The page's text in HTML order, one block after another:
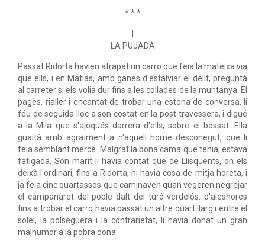
* * *
LA PUJADA
Passat Ridorta havien atrapat un carro que feia la mateixa via
que ells, i en Matias, amb ganes d'estalviar el delit, preguntà
al carreter si els volia dur fins a les collades de la muntanya. El
pagès, rialler i encantat de trobar una estona de conversa, li
féu de seguida lloc a son costat en la post travessera, i digué
a la Mila que s'ajoqués darrera d'ells, sobre el bossat. Ella
guaità amb agraïment a n'aquell home desconegut, que li
feia semblant mercè. Malgrat la bona cama que tenia, estava
fatigada. Son marit li havia contat que de Llisquents, on els
deixà l'ordinari, fins a Ridorta, hi havia cosa de mitja horeta, i
ja feia cinc quartassos que caminaven quan vegeren negrejar
el campanaret del poble dalt del turó verdelós: d'aleshores
fins a trobar el carro havia passat un altre quart llarg i entre el
solei, la polseguera i la contrarietat, li havia donat un gran
malhumor a la pobra dona.